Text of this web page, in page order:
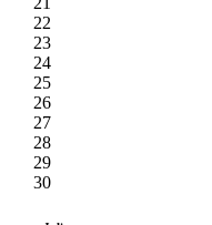
22
23
24
25
26
27
28
29
30